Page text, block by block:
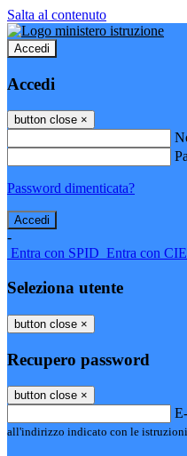
Salta al contenuto
Accedi
Accedi
button close ×
Password dimenticata?
-
Entra con SPID Entra con CIE
Seleziona utente
button close ×
Recupero password
button close ×
all'indirizzo indicato con le istruzioni